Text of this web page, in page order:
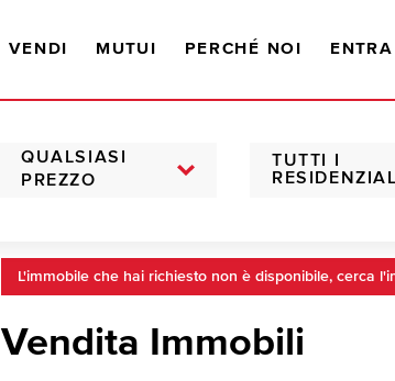
VENDI MUTUI PERCHÉ NOI
QUALSIASI
PREZZO
TUTTI I
RESIDENZIALI
L'immobile che hai richiesto non è disponibile, cerca
Vendita Immobili